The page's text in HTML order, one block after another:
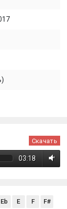
Скачать
03:18
Eb E F
F#